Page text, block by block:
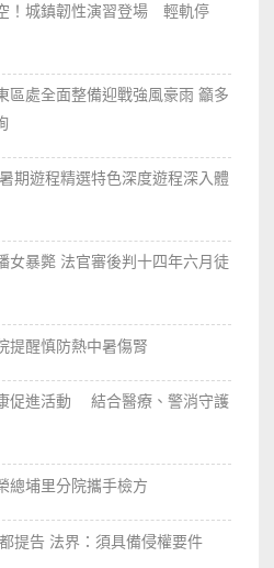
！城鎮韌性演習登場 輕軌停
區處全面整備迎戰強風豪雨 籲多
期遊程精選特色深度遊程深入體
女暴斃 法官審後判十四年六月徒
醒慎防熱中暑傷腎
促進活動 結合醫療、警消守護
總埔里分院攜手檢方
提告 法界：須具備侵權要件